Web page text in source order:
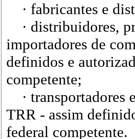
· fabricantes e
· distribuidores,
importadores de
definidos e
competente;
· transportadores
TRR - assim
federal competente.